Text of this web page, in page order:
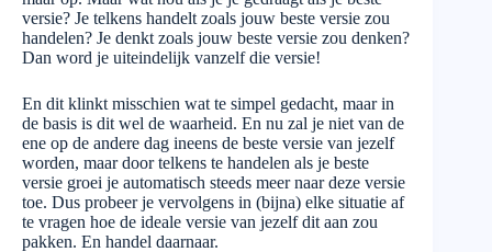
versie? Je telkens handelt zoals jouw beste versie zou
handelen? Je denkt zoals jouw beste versie zou denken?
Dan word je uiteindelijk vanzelf die versie!
En dit klinkt misschien wat te simpel gedacht, maar in
de basis is dit wel de waarheid. En nu zal je niet van de
ene op de andere dag ineens de beste versie van jezelf
worden, maar door telkens te handelen als je beste
versie groei je automatisch steeds meer naar deze versie
toe. Dus probeer je vervolgens in (bijna) elke situatie af
te vragen hoe de ideale versie van jezelf dit aan zou
pakken. En handel daarnaar.